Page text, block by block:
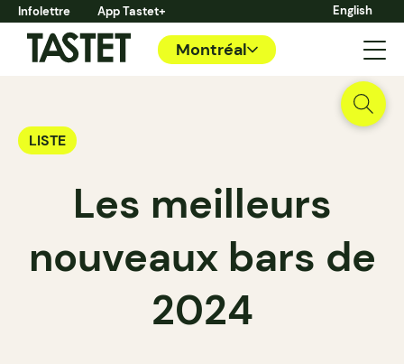
Infolettre App Tastet+ English
Montréal
LISTE
Les meilleurs
nouveaux bars de
2024